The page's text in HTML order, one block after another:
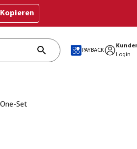
Kopieren
PAYBACK
Login
One-Set